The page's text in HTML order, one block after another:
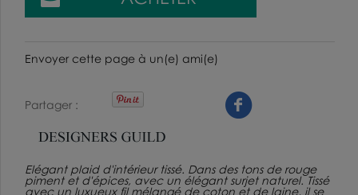
Envoyer cette page à un(e) ami(e)
Partager
Elégant plaid d'intérieur tissé. Dans des tons de rouge
piment et d'épices, avec un élégant surjet naturel. Tissé
avec un luxueux fil mélangé de coton et de laine, il se